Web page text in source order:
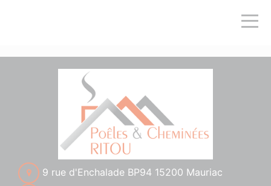
9 rue d'Enchalade BP94 15200 Mauriac